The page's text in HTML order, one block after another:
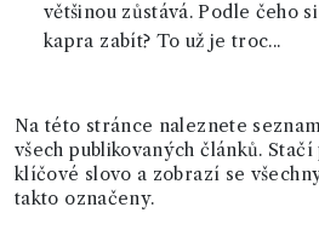
většinou zůstává. Podle čeho
kapra zabít? To už je troc...
Na této stránce naleznete
všech publikovaných článků.
klíčové slovo a zobrazí se
takto označeny.